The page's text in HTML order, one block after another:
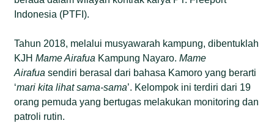
Indonesia (PTFI).
Tahun 2018, melalui musyawarah kampung, dibentuklah
KJHMame Airafua Kampung Nayaro.Mame
Airafua sendiri berasal dari bahasa Kamoro yang berarti
‘mari kita lihat sama-sama’. Kelompok ini terdiri dari 19
orang pemuda yang bertugas melakukan monitoring dan
patroli rutin.